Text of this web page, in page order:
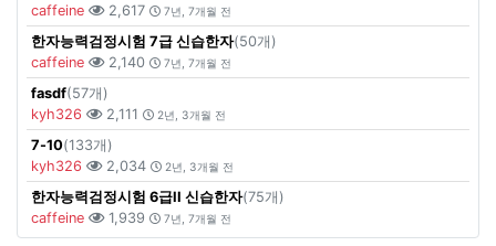
caffeine
2,617 7년, 7개월 전
한자능력검정시험 7급 신습한자(50개)
caffeine
2,140 7년, 7개월 전
fasdf(57개)
kyh326
2,111 2년, 3개월 전
7-10(133개)
kyh326
2,034 2년, 3개월 전
한자능력검정시험 6급II 신습한자(75개)
caffeine
1,939 7년, 7개월 전